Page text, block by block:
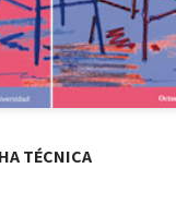
TÉCNICA